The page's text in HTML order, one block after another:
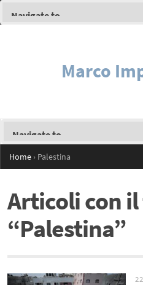
Marco
Home › Palestina
Articoli con
“Palestina”